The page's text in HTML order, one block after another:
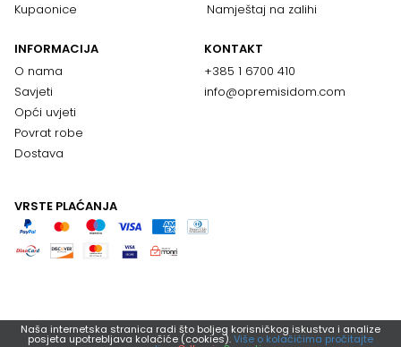
Kupaonice
Namještaj na zalihi
INFORMACIJA
O nama
Savjeti
Opći uvjeti
Povrat robe
Dostava
KONTAKT
+385 1 6700 410
info@opremisidom.com
VRSTE PLAĆANJA
Naša internetska stranica radi što boljeg korisničkog iskustva i analize
posjeta upotrebljava kolačiće (cookies).Više o kolačićima pročitajte